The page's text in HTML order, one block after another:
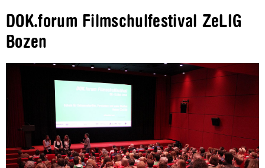
DOK.forum Filmschulfestival ZeLIG
Bozen